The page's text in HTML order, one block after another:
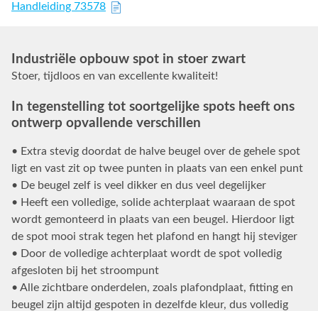
Handleiding 73578
Industriële opbouw spot in stoer zwart
Stoer, tijdloos en van excellente kwaliteit!
In tegenstelling tot soortgelijke spots heeft ons
ontwerp opvallende verschillen
• Extra stevig doordat de halve beugel over de gehele spot
ligt en vast zit op twee punten in plaats van een enkel punt
• De beugel zelf is veel dikker en dus veel degelijker
• Heeft een volledige, solide achterplaat waaraan de spot
wordt gemonteerd in plaats van een beugel. Hierdoor ligt
de spot mooi strak tegen het plafond en hangt hij steviger
• Door de volledige achterplaat wordt de spot volledig
afgesloten bij het stroompunt
• Alle zichtbare onderdelen, zoals plafondplaat, fitting en
beugel zijn altijd gespoten in dezelfde kleur, dus volledig